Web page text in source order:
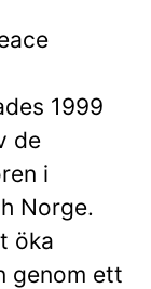
1999
de
i
Norge.
öka
genom ett